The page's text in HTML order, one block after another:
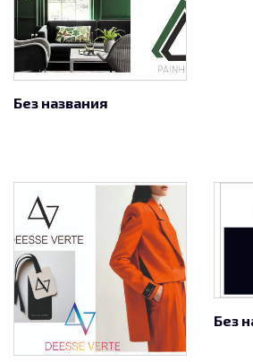
Без названия
Без